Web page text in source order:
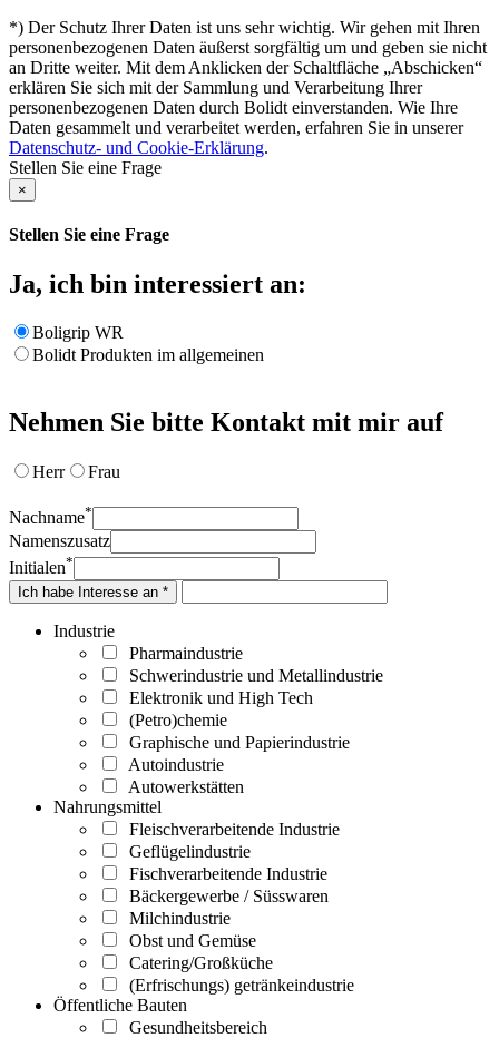
*) Der Schutz Ihrer Daten ist uns sehr wichtig. Wir gehen mit Ihren
personenbezogenen Daten äußerst sorgfältig um und geben sie nicht
an Dritte weiter. Mit dem Anklicken der Schaltfläche „Abschicken“
erklären Sie sich mit der Sammlung und Verarbeitung Ihrer
personenbezogenen Daten durch Bolidt einverstanden. Wie Ihre
Daten gesammelt und verarbeitet werden, erfahren Sie in unserer
Datenschutz- und Cookie-Erklärung.
Stellen Sie eine Frage
×
Stellen Sie eine Frage
Ja, ich bin interessiert an:
Boligrip WR
Bolidt Produkten im allgemeinen
Nehmen Sie bitte Kontakt mit mir auf
Herr Frau
Nachname*
Namenszusatz
Initialen*
Ich habe Interesse an *
Industrie
Pharmaindustrie
Schwerindustrie und Metallindustrie
Elektronik und High Tech
(Petro)chemie
Graphische und Papierindustrie
Autoindustrie
Autowerkstätten
Nahrungsmittel
Fleischverarbeitende Industrie
Geflügelindustrie
Fischverarbeitende Industrie
Bäckergewerbe / Süsswaren
Milchindustrie
Obst und Gemüse
Catering/Großküche
(Erfrischungs) getränkeindustrie
Öffentliche Bauten
Gesundheitsbereich